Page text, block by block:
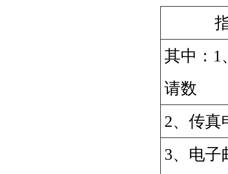
其中：1
请数
2、传真
3、电子